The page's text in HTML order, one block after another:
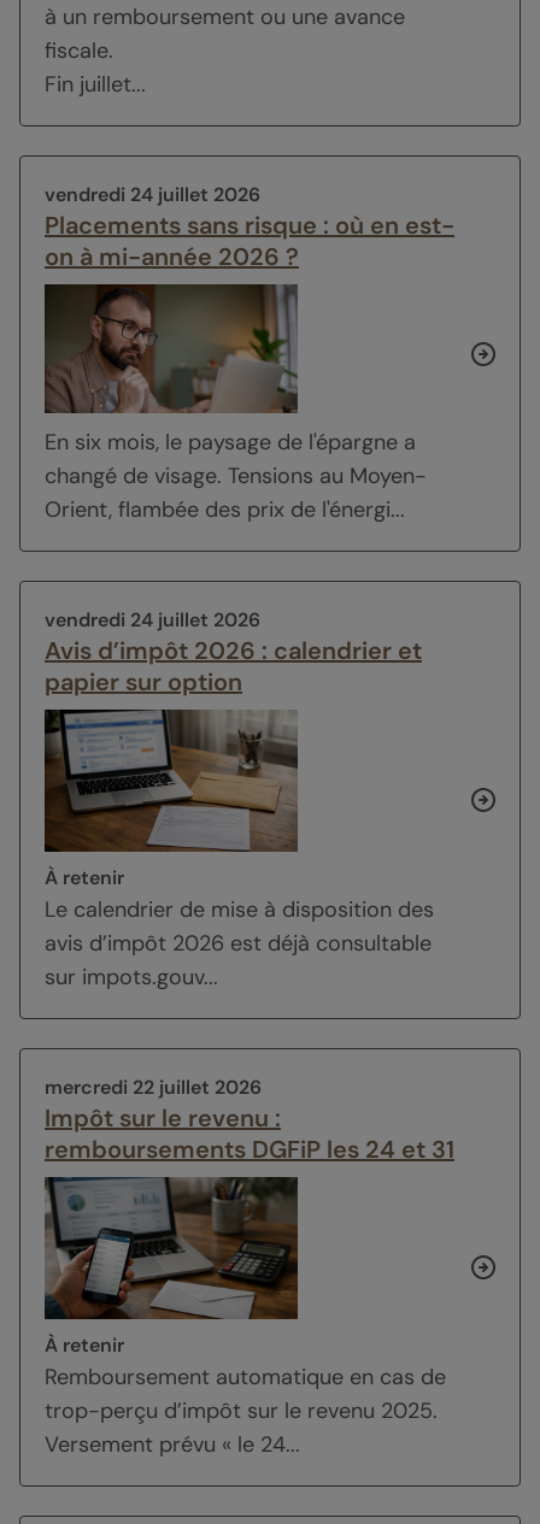
à un remboursement ou une avance
fiscale.
Fin juillet...
vendredi 24 juillet 2026
Placements sans risque : où en est-
on à mi-année 2026 ?
En six mois, le paysage de l'épargne a
changé de visage. Tensions au Moyen-
Orient, flambée des prix de l'énergi...
vendredi 24 juillet 2026
Avis d’impôt 2026 : calendrier et
papier sur option
À retenir
Le calendrier de mise à disposition des
avis d’impôt 2026 est déjà consultable
sur impots.gouv...
mercredi 22 juillet 2026
Impôt sur le revenu :
remboursements DGFiP les 24 et 31
À retenir
Remboursement automatique en cas de
trop-perçu d’impôt sur le revenu 2025.
Versement prévu « le 24...